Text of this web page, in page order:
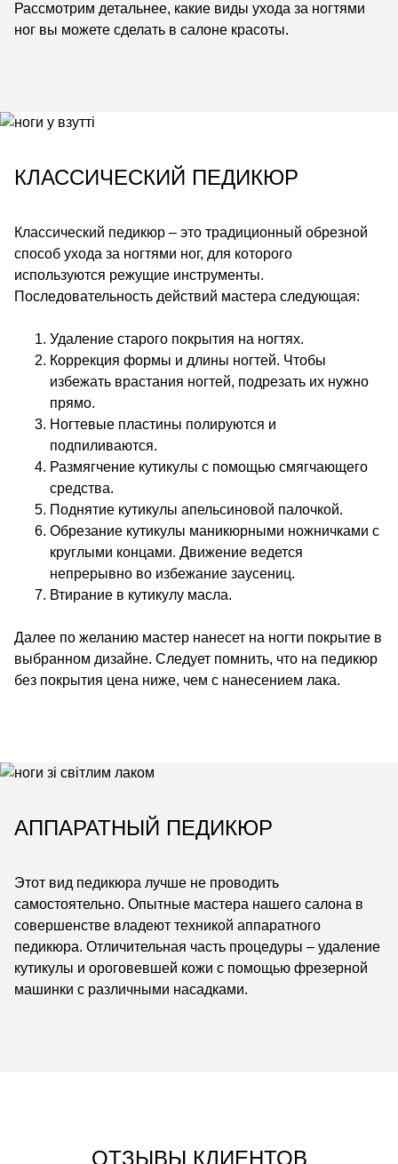
Рассмотрим детальнее, какие виды ухода за ногтями
ног вы можете сделать в салоне красоты.
КЛАССИЧЕСКИЙ ПЕДИКЮР
Классический педикюр – это традиционный обрезной
способ ухода за ногтями ног, для которого
используются режущие инструменты.
Последовательность действий мастера следующая:
Удаление старого покрытия на ногтях.
Коррекция формы и длины ногтей. Чтобы
избежать врастания ногтей, подрезать их нужно
прямо.
Ногтевые пластины полируются и
подпиливаются.
Размягчение кутикулы с помощью смягчающего
средства.
Поднятие кутикулы апельсиновой палочкой.
Обрезание кутикулы маникюрными ножничками с
круглыми концами. Движение ведется
непрерывно во избежание заусениц.
Втирание в кутикулу масла.
Далее по желанию мастер нанесет на ногти покрытие в
выбранном дизайне. Следует помнить, что на педикюр
без покрытия цена ниже, чем с нанесением лака.
АППАРАТНЫЙ ПЕДИКЮР
Этот вид педикюра лучше не проводить
самостоятельно. Опытные мастера нашего салона в
совершенстве владеют техникой аппаратного
педикюра. Отличительная часть процедуры – удаление
кутикулы и ороговевшей кожи с помощью фрезерной
машинки с различными насадками.
ОТЗЫВЫ КЛИЕНТОВ